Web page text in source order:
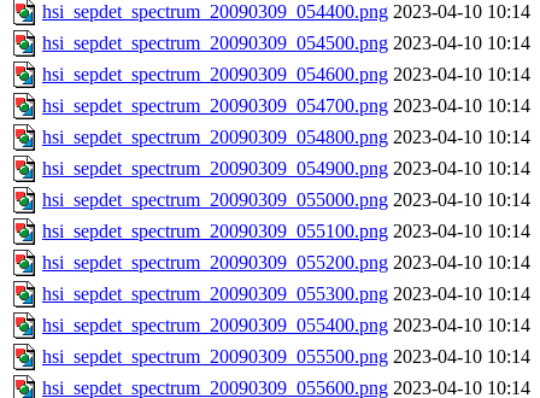
hsi_sepdet_spectrum_20090309_054400.png 2023-04-10 10:14
hsi_sepdet_spectrum_20090309_054500.png 2023-04-10 10:14
hsi_sepdet_spectrum_20090309_054600.png 2023-04-10 10:14
hsi_sepdet_spectrum_20090309_054700.png 2023-04-10 10:14
hsi_sepdet_spectrum_20090309_054800.png 2023-04-10 10:14
hsi_sepdet_spectrum_20090309_054900.png 2023-04-10 10:14
hsi_sepdet_spectrum_20090309_055000.png 2023-04-10 10:14
hsi_sepdet_spectrum_20090309_055100.png 2023-04-10 10:14
hsi_sepdet_spectrum_20090309_055200.png 2023-04-10 10:14
hsi_sepdet_spectrum_20090309_055300.png 2023-04-10 10:14
hsi_sepdet_spectrum_20090309_055400.png 2023-04-10 10:14
hsi_sepdet_spectrum_20090309_055500.png 2023-04-10 10:14
hsi_sepdet_spectrum_20090309_055600.png 2023-04-10 10:14